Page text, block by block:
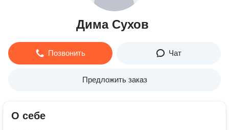
Дима Сухов
Позвонить Чат
Предложить заказ
О себе